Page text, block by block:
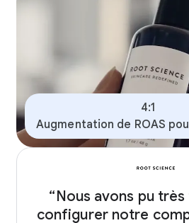
4:1
Augmentation de ROAS
“Nous avons pu
configurer notre